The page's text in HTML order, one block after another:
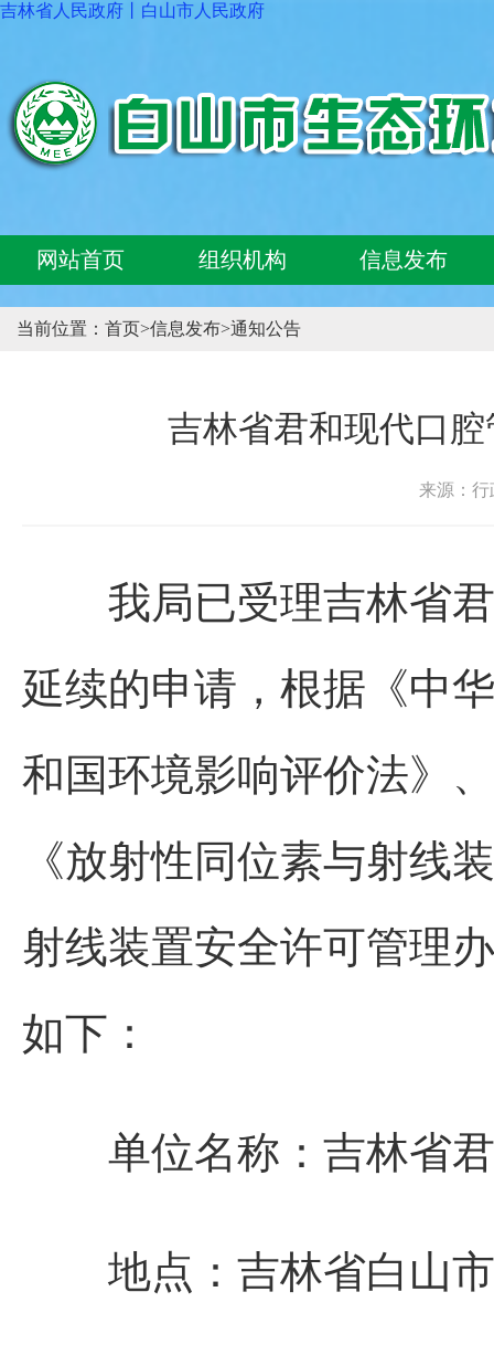
吉林省人民政府 白山市人民政府
网站首页 组织机构 信息发布
当前位置： 首页>信息发布>通知公告
吉林省君和现代口
来源：行
我局已受理吉林省君
延续的申请，根据《中
和国环境影响评价法》
《放射性同位素与射线
射线装置安全许可管理
如下：
单位名称 ： 吉林省
地点 ： 吉林省白山